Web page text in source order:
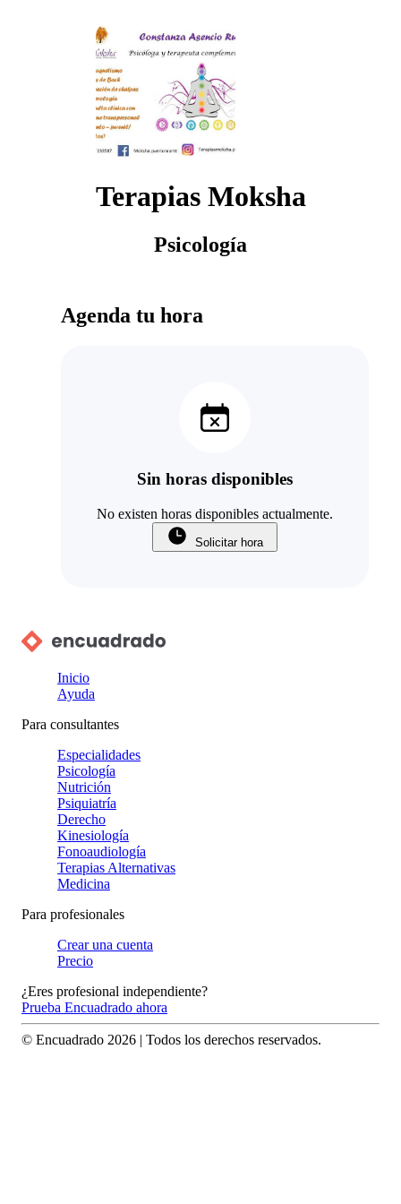
Terapias Moksha
Psicología
Agenda tu hora
Sin horas disponibles
No existen horas disponibles actualmente.
Solicitar hora
Inicio
Ayuda
Para consultantes
Especialidades
Psicología
Nutrición
Psiquiatría
Derecho
Kinesiología
Fonoaudiología
Terapias Alternativas
Medicina
Para profesionales
Crear una cuenta
Precio
¿Eres profesional independiente?
Prueba Encuadrado ahora
© Encuadrado 2026 | Todos los derechos reservados.